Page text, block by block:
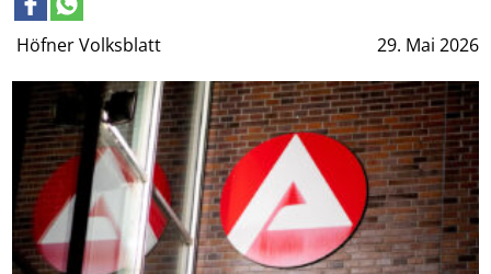
Höfner Volksblatt 29. Mai 2026